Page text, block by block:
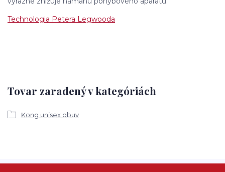
Technologia Petera Legwooda
Tovar zaradený v kategóriách
Kong unisex obuv